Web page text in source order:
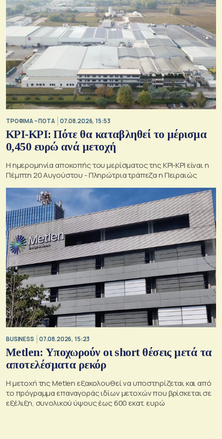
ΤΡΟΦΙΜΑ – ΠΟΤΑ 07.08.2026, 15:53
ΚΡΙ-ΚΡΙ: Πότε θα καταβληθεί το μέρισμα
0,450 ευρώ ανά μετοχή
Η ημερομηνία αποκοπής του μερίσματος της ΚΡΙ-ΚΡΙ είναι η
Πέμπτη 20 Αυγούστου - Πληρώτρια τράπεζα η Πειραιώς
BUSINESS 07.08.2026, 15:23
Metlen: Υποχωρούν οι short θέσεις μετά τα
αποτελέσματα ρεκόρ
Η μετοχή της Metlen εξακολουθεί να υποστηρίζεται και από
το πρόγραμμα επαναγοράς ιδίων μετοχών που βρίσκεται σε
εξέλιξη, συνολικού ύψους έως 600 εκατ. ευρώ